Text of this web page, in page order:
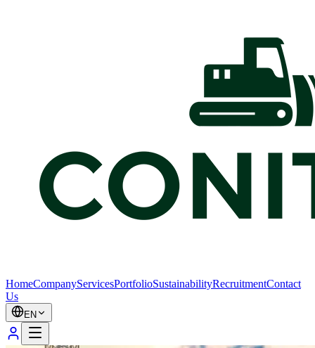
HomeCompanyServicesPortfolioSustainabilityRecruitmentContact
Us
EN